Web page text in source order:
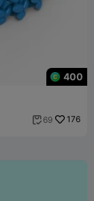
400
 69 176